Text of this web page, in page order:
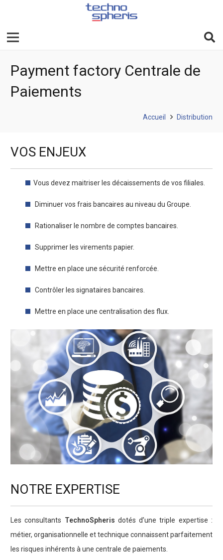
Payment factory Centrale de
Paiements
Accueil Distribution
VOS ENJEUX
Vous devez maitriser les décaissements de vos filiales.
Diminuer vos frais bancaires au niveau du Groupe.
Rationaliser le nombre de comptes bancaires.
Supprimer les virements papier.
Mettre en place une sécurité renforcée.
Contrôler les signataires bancaires.
Mettre en place une centralisation des flux.
NOTRE EXPERTISE
Les consultants TechnoSpheris dotés d’une triple expertise :
métier, organisationnelle et technique connaissent parfaitement
les risques inhérents à une centrale de paiements.